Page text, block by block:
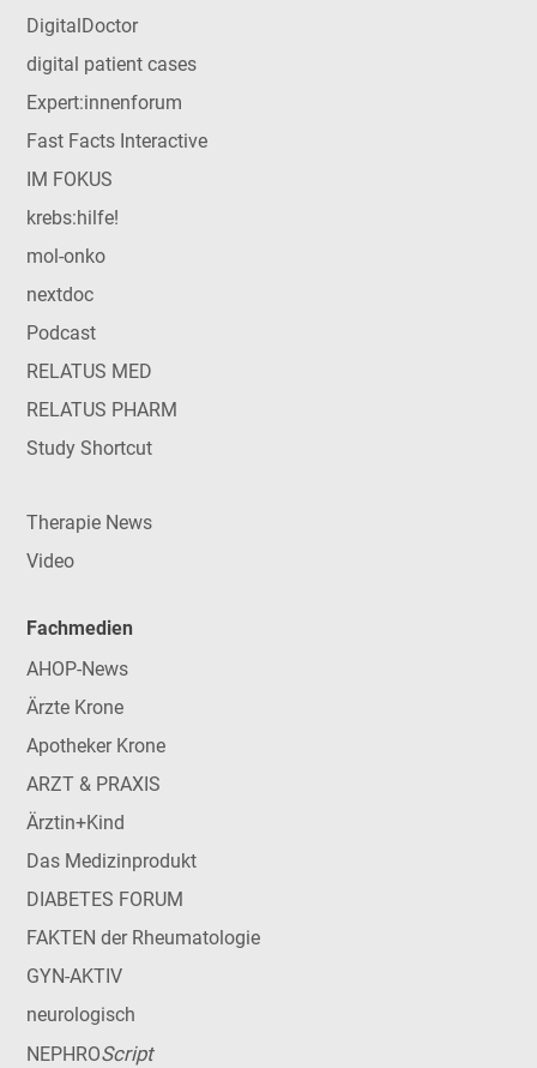
DigitalDoctor
digital patient cases
Expert:innenforum
Fast Facts Interactive
IM FOKUS
krebs:hilfe!
mol-onko
nextdoc
Podcast
RELATUS MED
RELATUS PHARM
Study Shortcut
Therapie News
Video
Fachmedien
AHOP-News
Ärzte Krone
Apotheker Krone
ARZT & PRAXIS
Ärztin+Kind
Das Medizinprodukt
DIABETES FORUM
FAKTEN der Rheumatologie
GYN-AKTIV
neurologisch
NEPHROScript